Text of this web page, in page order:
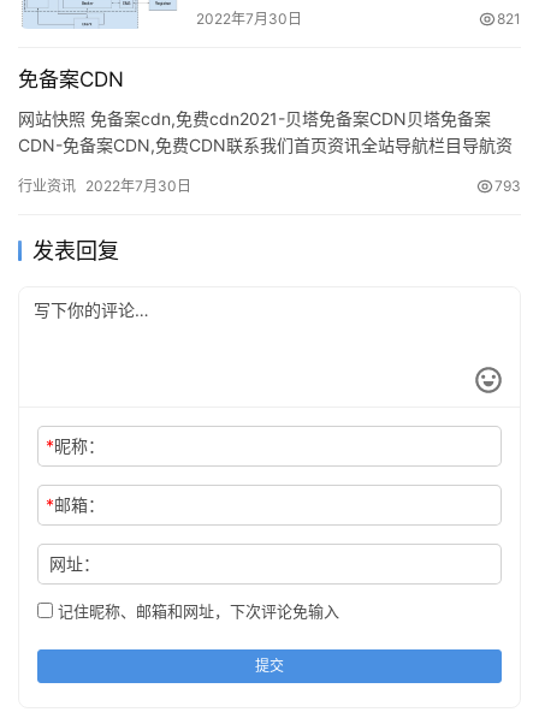
2022年7月30日 821
免备案CDN
网站快照 免备案cdn,免费cdn2021-贝塔免备案CDN贝塔免备案
CDN-免备案CDN,免费CDN联系我们首页资讯全站导航栏目导航资
行业资讯 2022年7月30日 793
发表回复
*昵称：
*邮箱：
网址：
记住昵称、邮箱和网址，下次评论免输入
提交